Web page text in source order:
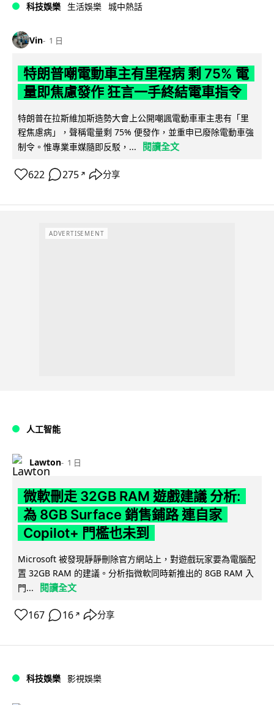
科技娛樂 生活娛樂 城中熱話
Vin 1 日
特朗普嘲電動車主有里程病 剩 75% 電
量即焦慮發作 狂言一手終結電車指令
特朗普在拉斯維加斯造勢大會上公開嘲諷電動車車主患有「里
程焦慮病」，聲稱電量剩 75% 便發作，並重申已廢除電動車強
制令。惟專業車媒隨即反駁，...
閱讀全文
622 275 ↗ 分享
ADVERTISEMENT
人工智能
Lawton 1 日
微軟刪走 32GB RAM 遊戲建議 分析:
為 8GB Surface 銷售鋪路 連自家
Copilot+ 門檻也未到
Microsoft 被發現靜靜刪除官方網站上，對遊戲玩家要為電腦配
置 32GB RAM 的建議。分析指微軟同時新推出的 8GB RAM 入
門...
閱讀全文
167 16 ↗ 分享
科技娛樂 影視娛樂